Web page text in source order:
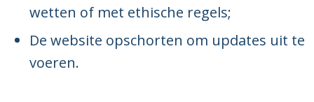
wetten of met ethische regels;
De website opschorten om updates uit te
voeren.